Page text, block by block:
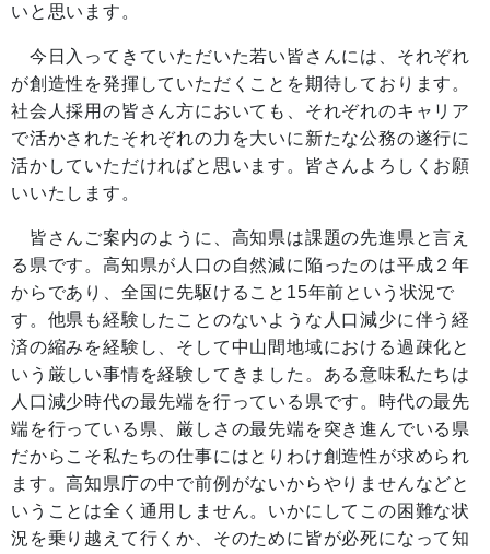
いと思います。
今日入ってきていただいた若い皆さんには、それぞれ
が創造性を発揮していただくことを期待しております。
社会人採用の皆さん方においても、それぞれのキャリア
で活かされたそれぞれの力を大いに新たな公務の遂行に
活かしていただければと思います。皆さんよろしくお願
いいたします。
皆さんご案内のように、高知県は課題の先進県と言え
る県です。高知県が人口の自然減に陥ったのは平成２年
からであり、全国に先駆けること15年前という状況で
す。他県も経験したことのないような人口減少に伴う経
済の縮みを経験し、そして中山間地域における過疎化と
いう厳しい事情を経験してきました。ある意味私たちは
人口減少時代の最先端を行っている県です。時代の最先
端を行っている県、厳しさの最先端を突き進んでいる県
だからこそ私たちの仕事にはとりわけ創造性が求められ
ます。高知県庁の中で前例がないからやりませんなどと
いうことは全く通用しません。いかにしてこの困難な状
況を乗り越えて行くか、そのために皆が必死になって知